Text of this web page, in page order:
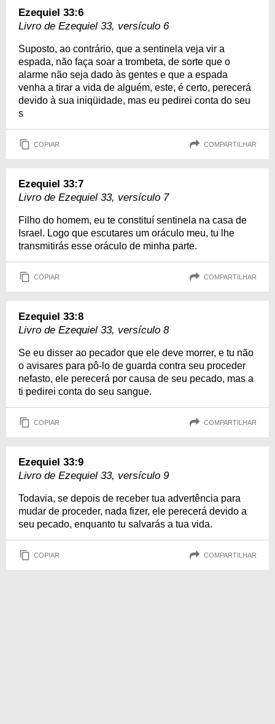
Ezequiel 33:6
Livro de Ezequiel 33, versículo 6
Suposto, ao contrário, que a sentinela veja vir a
espada, não faça soar a trombeta, de sorte que o
alarme não seja dado às gentes e que a espada
venha a tirar a vida de alguém, este, é certo, perecerá
devido à sua iniqüidade, mas eu pedirei conta do seu
s
COPIAR COMPARTILHAR
Ezequiel 33:7
Livro de Ezequiel 33, versículo 7
Filho do homem, eu te constituí sentinela na casa de
Israel. Logo que escutares um oráculo meu, tu lhe
transmitirás esse oráculo de minha parte.
COPIAR COMPARTILHAR
Ezequiel 33:8
Livro de Ezequiel 33, versículo 8
Se eu disser ao pecador que ele deve morrer, e tu não
o avisares para pô-lo de guarda contra seu proceder
nefasto, ele perecerá por causa de seu pecado, mas a
ti pedirei conta do seu sangue.
COPIAR COMPARTILHAR
Ezequiel 33:9
Livro de Ezequiel 33, versículo 9
Todavia, se depois de receber tua advertência para
mudar de proceder, nada fizer, ele perecerá devido a
seu pecado, enquanto tu salvarás a tua vida.
COPIAR COMPARTILHAR